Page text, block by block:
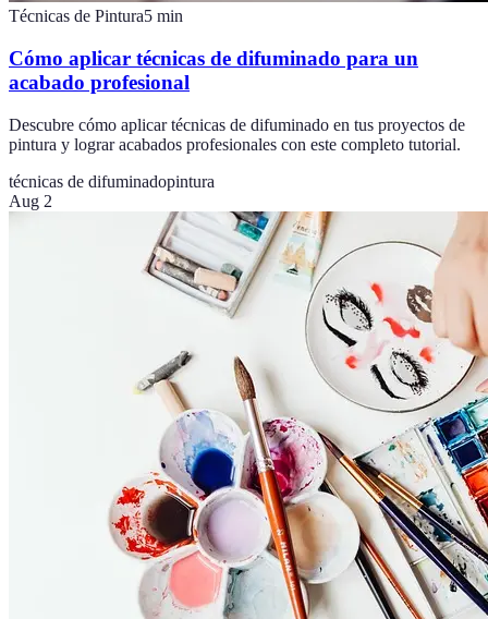
Técnicas de Pintura5 min
Cómo aplicar técnicas de difuminado para un
acabado profesional
Descubre cómo aplicar técnicas de difuminado en tus proyectos de
pintura y lograr acabados profesionales con este completo tutorial.
técnicas de difuminadopintura
Aug 2